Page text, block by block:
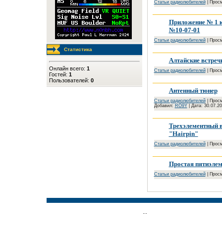
Статистика
Онлайн всего: 1
Гостей: 1
Пользователей: 0
Cтатьи радиолюбителей|
Приложение № 1
№10-07-01
Cтатьи радиолюбителей|
Алтайские
Cтатьи радиолюбителей|
Антенный тюнер
Cтатьи радиолюбителей|
Добавил: RO9Y| Дата:
Трехэлементный
"Hairpin"
Cтатьи радиолюбителей|
Простая
Cтатьи радиолюбителей|